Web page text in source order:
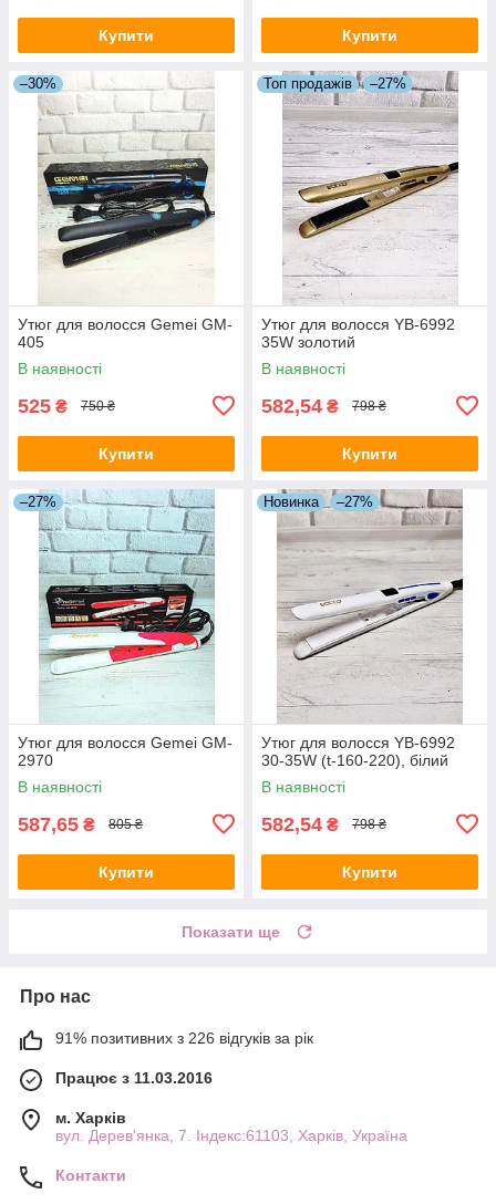
Купити Купити
–30%
Утюг для волосся Gemei GM-
405
В наявності
525 ₴ 750 ₴
Купити
Топ продажів –27%
Утюг для волосся YB-6992
35W золотий
В наявності
582,54 ₴ 798 ₴
Купити
–27%
Утюг для волосся Gemei GM-
2970
В наявності
587,65 ₴ 805 ₴
Купити
Новинка –27%
Утюг для волосся YB-6992
30-35W (t-160-220), білий
В наявності
582,54 ₴ 798 ₴
Купити
Показати ще
Про нас
91% позитивних з 226 відгуків за рік
Працює з 11.03.2016
м. Харків
вул. Дерев'янка, 7. Індекс:61103, Харків, Україна
Контакти